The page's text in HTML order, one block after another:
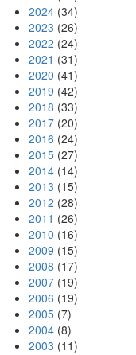
2024 (34)
2023 (26)
2022 (24)
2021 (31)
2020 (41)
2019 (42)
2018 (33)
2017 (20)
2016 (24)
2015 (27)
2014 (14)
2013 (15)
2012 (28)
2011 (26)
2010 (16)
2009 (15)
2008 (17)
2007 (19)
2006 (19)
2005 (7)
2004 (8)
2003 (11)